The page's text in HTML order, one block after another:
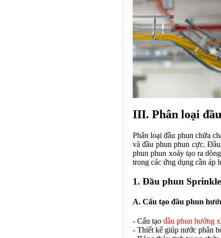
III. Phân loại
Phân loại đầu phun chữa
và đầu phun phun cực.
phun phun xoáy tạo ra
trong các ứng dụng cần áp
1. Đầu phun
A. Cấu tạo đầu phun
- Cấu tạo đầu phun hướng
- Thiết kế giúp nước phân